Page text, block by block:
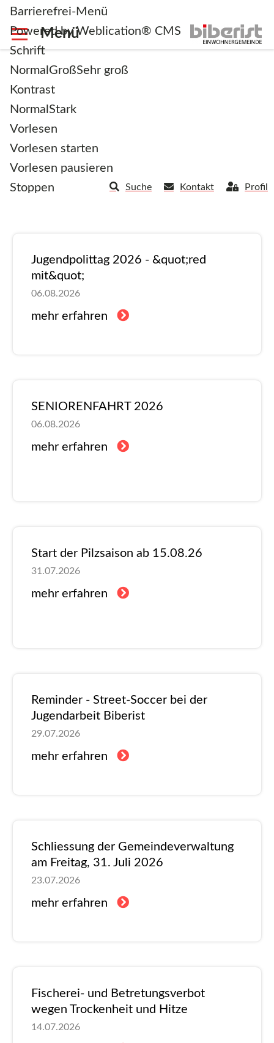
Barrierefrei-Menü
Powered by Weblication® CMS
Schrift
Normal GroßSehr groß
Kontrast
Normal Stark
Vorlesen
Vorlesen starten
Vorlesen pausieren
Stoppen
Profil
Kontakt
Suche
News
Jugendpolittag 2026 - &quot;red
mit&quot;
06.08.2026
mehr erfahren
SENIORENFAHRT 2026
06.08.2026
mehr erfahren
Start der Pilzsaison ab 15.08.26
31.07.2026
mehr erfahren
Reminder - Street-Soccer bei der
Jugendarbeit Biberist
29.07.2026
mehr erfahren
Schliessung der Gemeindeverwaltung
am Freitag, 31. Juli 2026
23.07.2026
mehr erfahren
Fischerei- und Betretungsverbot
wegen Trockenheit und Hitze
14.07.2026